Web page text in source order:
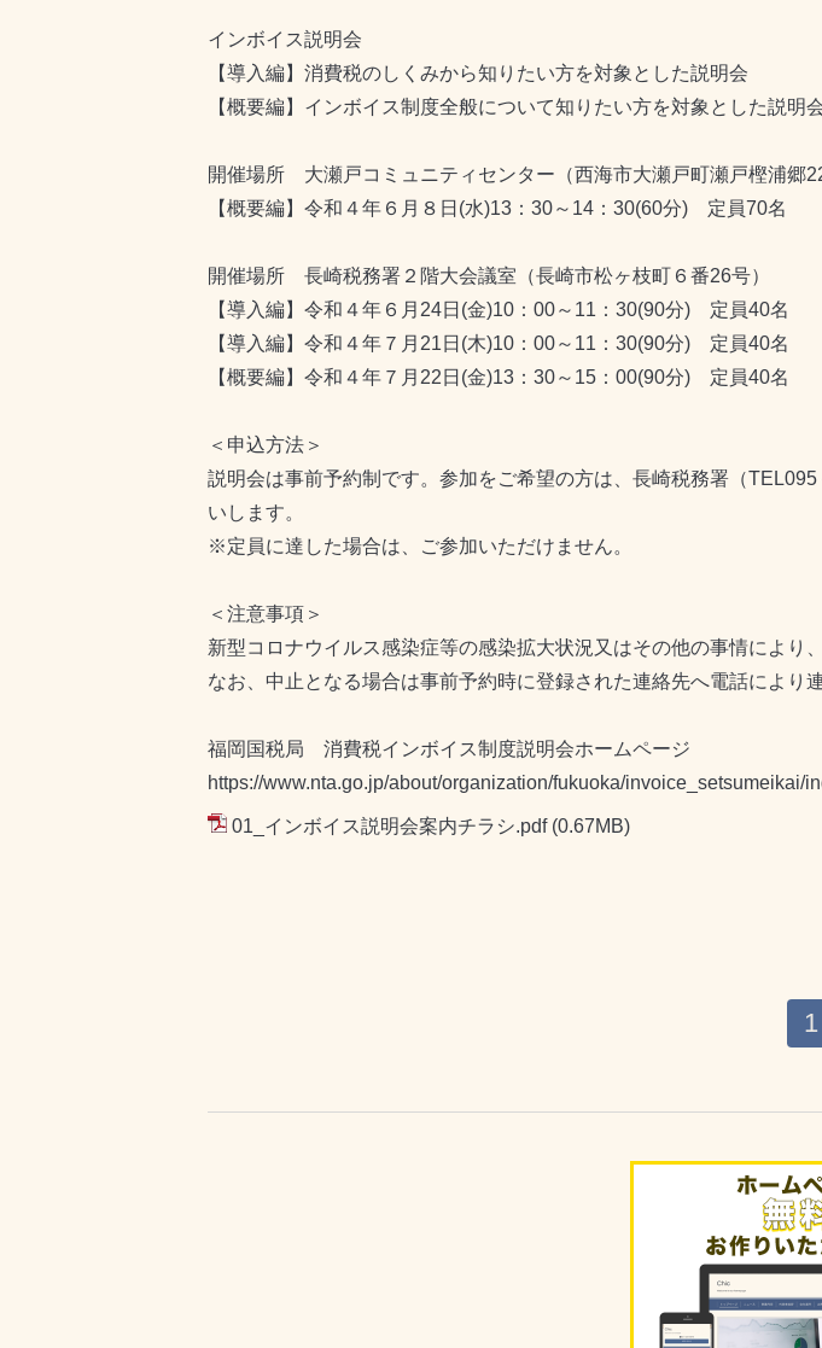
インボイス説明会
【導入編】消費税のしくみから知りたい方を対象とした説明会
【概要編】インボイス制度全般について知りたい方を対象とした説明
開催場所 大瀬戸コミュニティセンター（西海市大瀬戸町瀬戸樫浦郷
【概要編】令和４年６月８日(水)13：30～14：30(60分) 定員70名
開催場所 長崎税務署２階大会議室（長崎市松ヶ枝町６番26号）
【導入編】令和４年６月24日(金)10：00～11：30(90分) 定員40名
【導入編】令和４年７月21日(木)10：00～11：30(90分) 定員40名
【概要編】令和４年７月22日(金)13：30～15：00(90分) 定員40名
＜申込方法＞
説明会は事前予約制です。参加をご希望の方は、長崎税務署（
いします。
※定員に達した場合は、ご参加いただけません。
＜注意事項＞
新型コロナウイルス感染症等の感染拡大状況又はその他の事情により
なお、中止となる場合は事前予約時に登録された連絡先へ電話により
福岡国税局 消費税インボイス制度説明会ホームページ
https://www.nta.go.jp/about/organization/fukuoka/invoice_setsumeikai/
01_インボイス説明会案内チラシ.pdf (0.67MB)
1